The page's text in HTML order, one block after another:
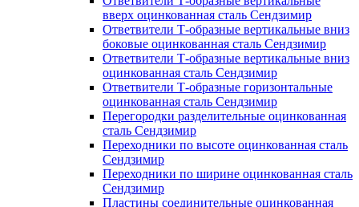
вверх оцинкованная сталь Сендзимир
Ответвители Т-образные вертикальные вниз
боковые оцинкованная сталь Сендзимир
Ответвители Т-образные вертикальные вниз
оцинкованная сталь Сендзимир
Ответвители Т-образные горизонтальные
оцинкованная сталь Сендзимир
Перегородки разделительные оцинкованная
сталь Сендзимир
Переходники по высоте оцинкованная сталь
Сендзимир
Переходники по ширине оцинкованная сталь
Сендзимир
Пластины соединительные оцинкованная